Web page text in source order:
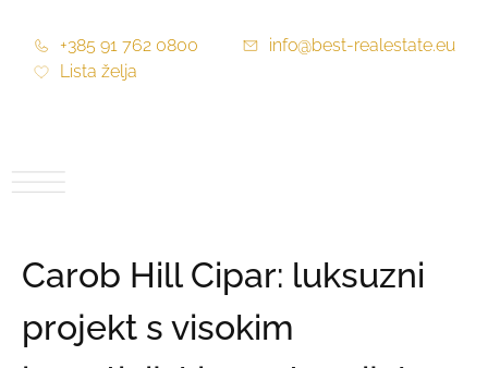
+385 91 762 0800
info@best-realestate.eu
Lista želja
Carob Hill Cipar: luksuzni
projekt s visokim